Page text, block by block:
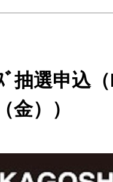
ﾞ抽選申込
））